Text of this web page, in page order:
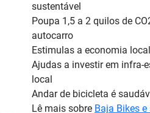
sustentável
Poupa 1,5 a 2 quilos de
autocarro
Estimulas a economia
Ajudas a investir em infra-
local
Andar de bicicleta é
Lê mais sobre Baja Bikes